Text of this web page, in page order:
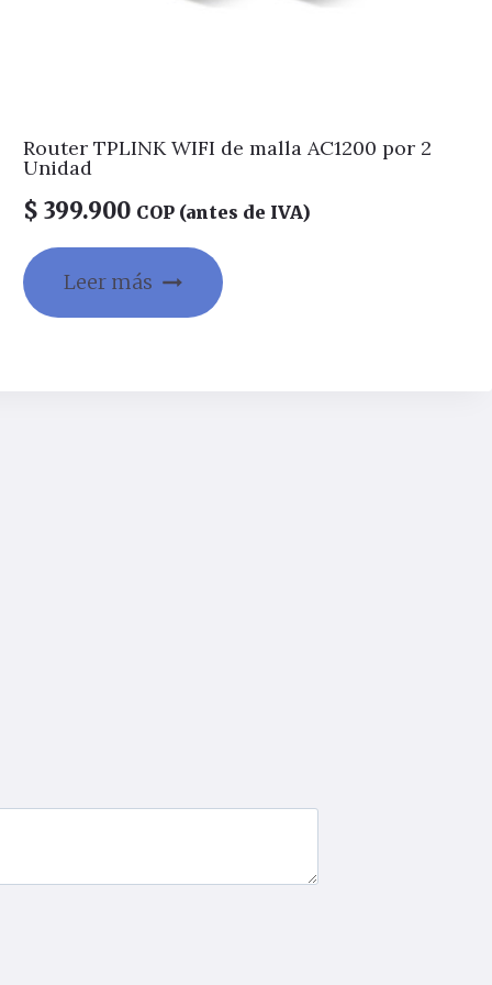
Router TPLINK WIFI de malla AC1200 por 2
Unidad
$ 399.900 COP (antes de IVA)
Leer más